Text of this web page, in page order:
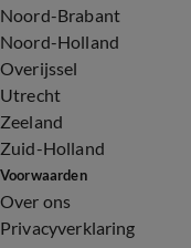
Noord-Brabant
Noord-Holland
Overijssel
Utrecht
Zeeland
Zuid-Holland
Voorwaarden
Over ons
Privacyverklaring